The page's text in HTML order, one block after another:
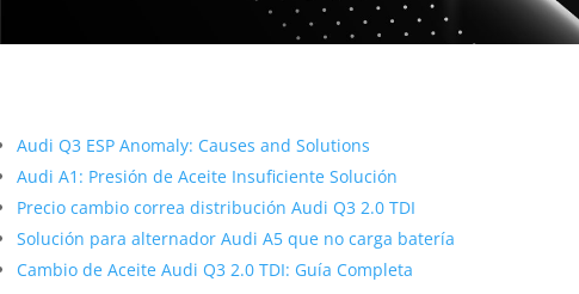
Audi Q3 ESP Anomaly: Causes and Solutions
Audi A1: Presión de Aceite Insuficiente Solución
Precio cambio correa distribución Audi Q3 2.0 TDI
Solución para alternador Audi A5 que no carga batería
Cambio de Aceite Audi Q3 2.0 TDI: Guía Completa